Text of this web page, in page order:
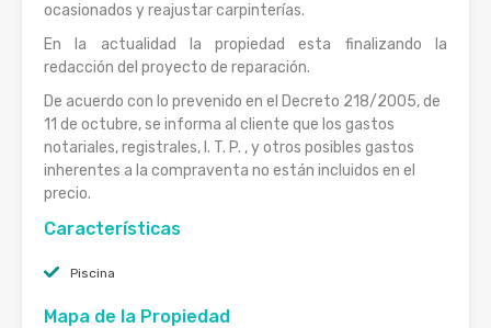
ocasionados y reajustar carpinterías.
En la actualidad la propiedad esta finalizando la
redacción del proyecto de reparación.
De acuerdo con lo prevenido en el Decreto 218/2005, de
11 de octubre, se informa al cliente que los gastos
notariales, registrales, I. T. P. , y otros posibles gastos
inherentes a la compraventa no están incluidos en el
precio.
Características
Piscina
Mapa de la Propiedad